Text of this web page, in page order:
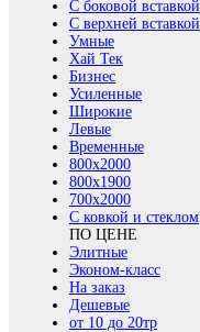
С боковой вставкой
С верхней вставкой
Умные
Хай Тек
Бизнес
Усиленные
Широкие
Левые
Временные
800х2000
800x1900
700x2000
С ковкой и стеклом
ПО ЦЕНЕ
Элитные
Эконом-класс
На заказ
Дешевые
от 10 до 20тр